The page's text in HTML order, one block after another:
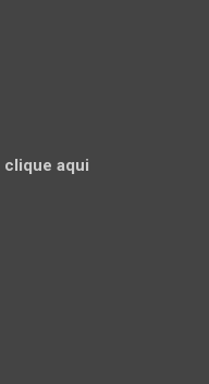
clique aqui